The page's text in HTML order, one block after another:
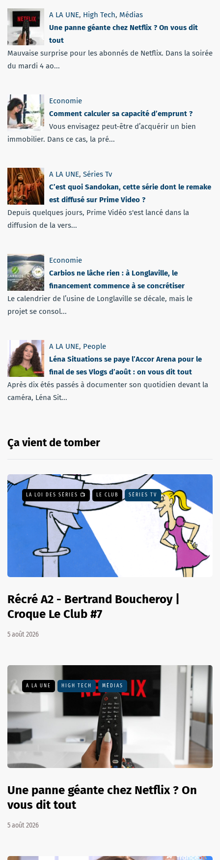
A LA UNE, High Tech, Médias
Une panne géante chez Netflix ? On vous dit
tout
Mauvaise surprise pour les abonnés de Netflix. Dans la soirée
du mardi 4 ao...
Economie
Comment calculer sa capacité d’emprunt ?
Vous envisagez peut-être d’acquérir un bien
immobilier. Dans ce cas, la pré...
A LA UNE, Séries Tv
C’est quoi Sandokan, cette série dont le remake
est diffusé sur Prime Video ?
Depuis quelques jours, Prime Vidéo s'est lancé dans la
diffusion de la vers...
Economie
Carbios ne lâche rien : à Longlaville, le
financement commence à se concrétiser
Le calendrier de l’usine de Longlaville se décale, mais le
projet se consol...
A LA UNE, People
Léna Situations se paye l’Accor Arena pour le
final de ses Vlogs d’août : on vous dit tout
Après dix étés passés à documenter son quotidien devant la
caméra, Léna Sit...
Ça vient de tomber
LA LOI DES SÉRIES 📺 LE CLUB SÉRIES TV
Récré A2 - Bertrand Boucheroy |
Croque Le Club #7
5 août 2026
A LA UNE HIGH TECH MÉDIAS
Une panne géante chez Netflix ? On
vous dit tout
5 août 2026